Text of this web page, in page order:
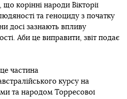
корінні народи Вікторії
та геноциду з початку
досі зазнають впливу
Аби це виправити, звіт подає
частина
курсу на
та народом Торресової